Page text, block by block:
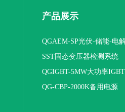
产品展示
QGAEM-SP光伏-储能-电
体化测试平台
SST固态变压器检测系统
QGIGBT-5MW大功率
电源
QG-CBP-2000K备用电源